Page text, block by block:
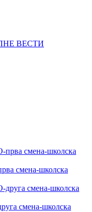
ВЕСТИ
смена-школска
смена-школска